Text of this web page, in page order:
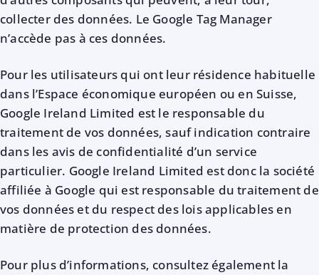
collecter des données. Le Google Tag Manager
n’accède pas à ces données.
Pour les utilisateurs qui ont leur résidence habituelle
dans l’Espace économique européen ou en Suisse,
Google Ireland Limited est le responsable du
traitement de vos données, sauf indication contraire
dans les avis de confidentialité d’un service
particulier. Google Ireland Limited est donc la société
affiliée à Google qui est responsable du traitement de
vos données et du respect des lois applicables en
matière de protection des données.
Pour plus d’informations, consultez également la